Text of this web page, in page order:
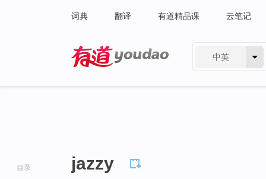
词典 翻译 有道精品课 云笔记
中英
目录 jazzy